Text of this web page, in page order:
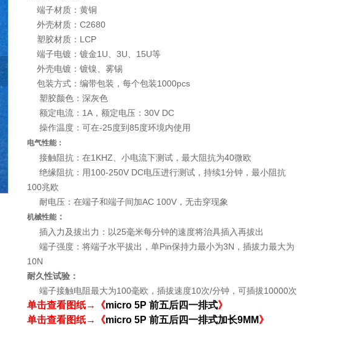
端子材质：黄铜
外壳材质：C2680
塑胶材质：LCP
端子电镀：镀金1U、3U、15U等
外壳电镀：镀镍、雾锡
包装方式：编带包装，每个包装1000pcs
塑胶颜色：深灰色
额定电流：1A，额定电压：30V DC
操作温度：可在-25度到85度环境内使用
电气性能：
接触阻抗：在1KHZ、小电流下测试，最大阻抗为40微欧
绝缘阻抗：用100-250V DC电压进行测试，持续1分钟，最小阻抗
100兆欧
耐电压：在端子和端子间加AC 100V，无击穿现象
机械性能 ：
插入力及拔出力：以25毫米每分钟的速度将治具插入再拔出
端子强度：将端子水平拔出，单Pin保持力最小为3N，插拔力最大为
10N
耐久性试验：
端子接触电阻最大为100毫欧，插拔速度10次/分钟，可插拔10000次
单击查看图纸→《micro 5P 前五后四一排式》
单击查看图纸→《micro 5P 前五后四一排式加长9MM》